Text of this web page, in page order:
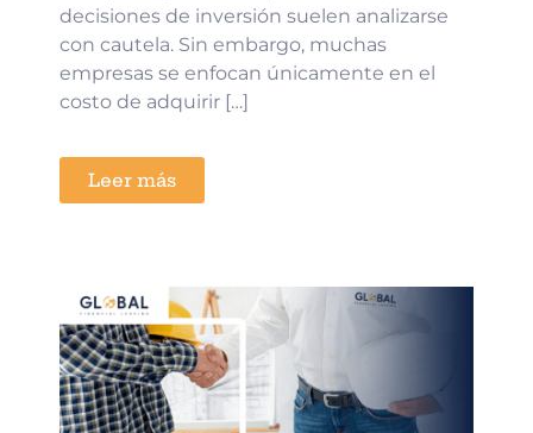
decisiones de inversión suelen analizarse
con cautela. Sin embargo, muchas
empresas se enfocan únicamente en el
costo de adquirir […]
Leer más